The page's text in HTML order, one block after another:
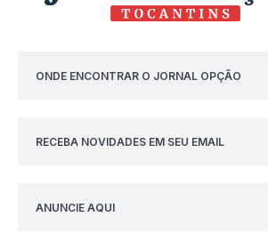
ONDE ENCONTRAR O JORNAL OPÇÃO
RECEBA NOVIDADES EM SEU EMAIL
ANUNCIE AQUI